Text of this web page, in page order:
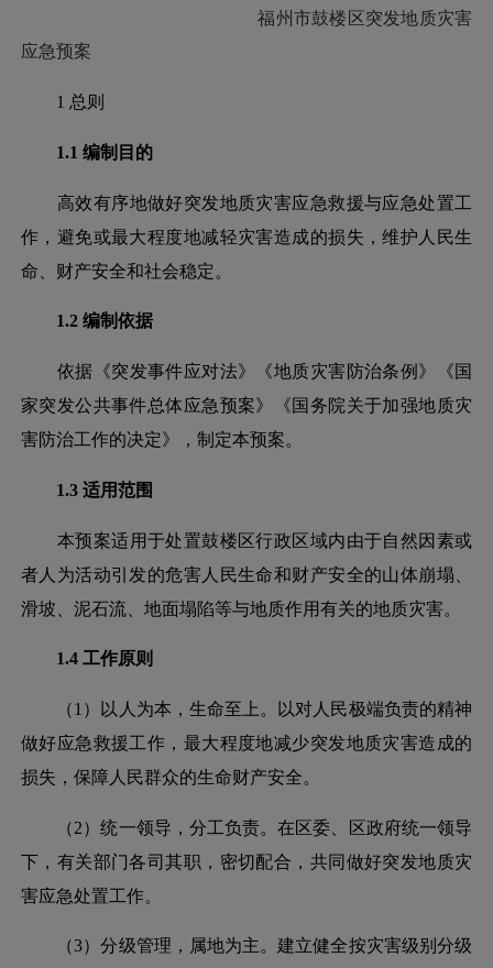
福州市鼓楼区突发地质灾害
应急预案
1 总则
1.1 编制目的
高效有序地做好突发地质灾害应急救援与应急处置工
作，避免或最大程度地减轻灾害造成的损失，维护人民生
命、财产安全和社会稳定。
1.2 编制依据
依据《突发事件应对法》《地质灾害防治条例》《国
家突发公共事件总体应急预案》《国务院关于加强地质灾
害防治工作的决定》，制定本预案。
1.3 适用范围
本预案适用于处置鼓楼区行政区域内由于自然因素或
者人为活动引发的危害人民生命和财产安全的山体崩塌、
滑坡、泥石流、地面塌陷等与地质作用有关的地质灾害。
1.4 工作原则
（1）以人为本，生命至上。以对人民极端负责的精神
做好应急救援工作，最大程度地减少突发地质灾害造成的
损失，保障人民群众的生命财产安全。
（2）统一领导，分工负责。在区委、区政府统一领导
下，有关部门各司其职，密切配合，共同做好突发地质灾
害应急处置工作。
（3）分级管理，属地为主。建立健全按灾害级别分级